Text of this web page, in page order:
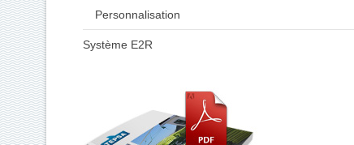
Personnalisation
Système E2R